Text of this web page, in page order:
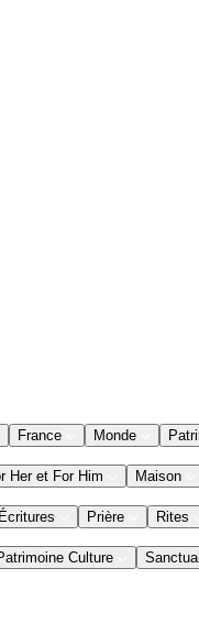
France Monde
Her et For Him Maison
Écritures Prière Rites
Culture